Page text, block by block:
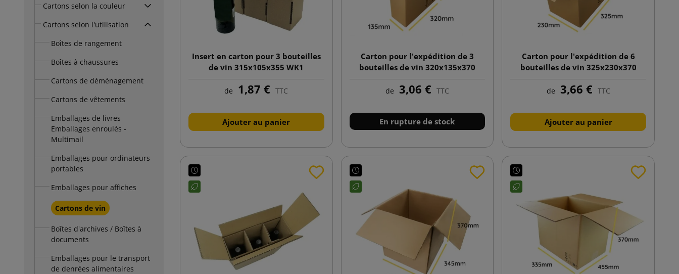
Cartons selon la couleur
Cartons selon l'utilisation
Boîtes de rangement
Boîtes à chaussures
Cartons de déménagement
Cartons de vêtements
Emballages de livres
Emballages enroulés -
Multimail
Emballages pour ordinateurs
portables
Emballages pour affiches
Cartons de vin
Boîtes d'archives / Boîtes à
documents
Emballages pour le transport
de denrées alimentaires
Insert en carton pour 3 bouteilles
de vin 315x105x355 WK1
de 1,87 € TTC
Ajouter au panier
Carton pour l'expédition de 3
bouteilles de vin 320x135x370
WKW1
de 3,06 € TTC
En rupture de stock
Carton pour l'expédition de 6
bouteilles de vin 325x230x370
WKW2
de 3,66 € TTC
Ajouter au panier